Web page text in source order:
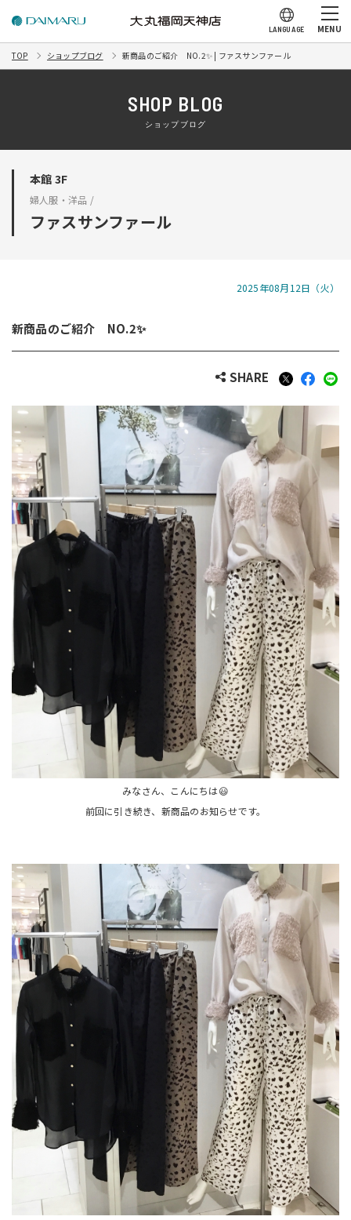
LANGUAGE MENU
TOP ショップブログ 新商品のご紹介 NO.2✨ | ファスサンファール
SHOP BLOG
ショップブログ
本館 3F
婦人服・洋品 /
ファスサンファール
2025年08月12日（火）
新商品のご紹介 NO.2✨
SHARE
みなさん、こんにちは😃
前回に引き続き、新商品のお知らせです。